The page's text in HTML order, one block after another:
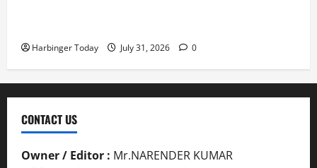
Harbinger Today July 31, 2026 0
CONTACT US
Owner / Editor : Mr.NARENDER KUMAR